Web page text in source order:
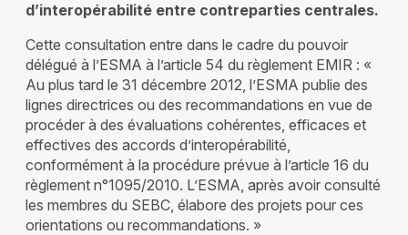
d’interopérabilité entre contreparties centrales.
Cette consultation entre dans le cadre du pouvoir
délégué à l’ESMA à l’article 54 du règlement EMIR : «
Au plus tard le 31 décembre 2012, l’ESMA publie des
lignes directrices ou des recommandations en vue de
procéder à des évaluations cohérentes, efficaces et
effectives des accords d’interopérabilité,
conformément à la procédure prévue à l’article 16 du
règlement n°1095/2010. L’ESMA, après avoir consulté
les membres du SEBC, élabore des projets pour ces
orientations ou recommandations. »